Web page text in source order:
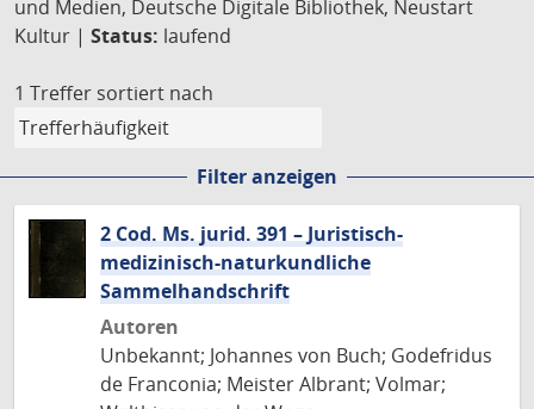
und Medien, Deutsche Digitale Bibliothek, Neustart
Kultur | Status: laufend
1 Treffer sortiert nach
Filter anzeigen
2 Cod. Ms. jurid. 391 – Juristisch-
medizinisch-naturkundliche
Sammelhandschrift
Autoren
Unbekannt; Johannes von Buch; Godefridus
de Franconia; Meister Albrant; Volmar;